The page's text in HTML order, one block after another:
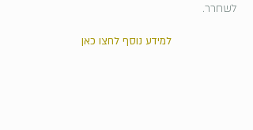
לשחרר.
למידע נוסף לחצו כאן